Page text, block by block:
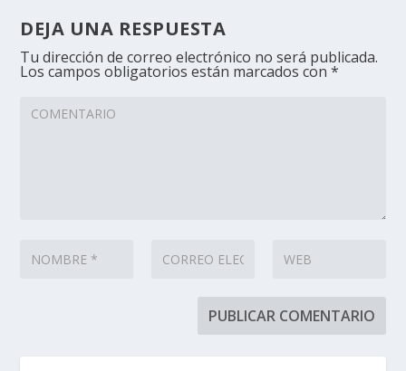
DEJA UNA RESPUESTA
Tu dirección de correo electrónico no será publicada.
Los campos obligatorios están marcados con*